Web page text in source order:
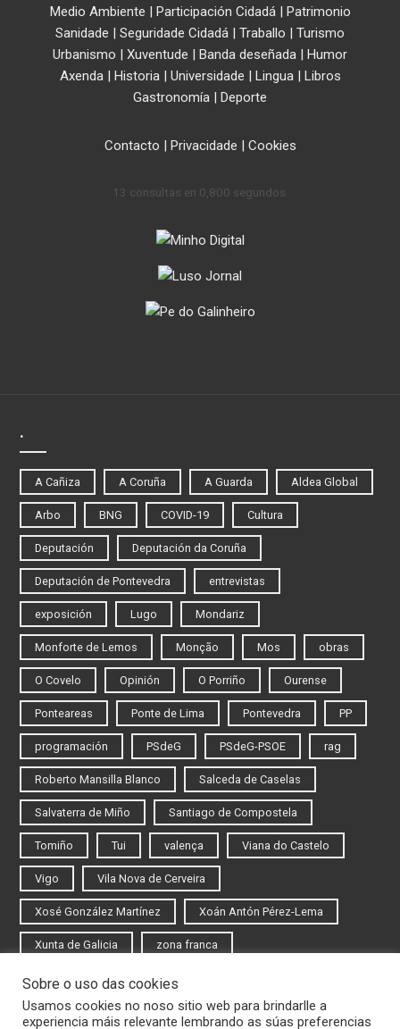
Medio Ambiente | Participación Cidadá| Patrimonio
Sanidade | Seguridade Cidadá | Traballo | Turismo
Urbanismo | Xuventude | Banda deseñada | Humor
Axenda| Historia| Universidade | Lingua| Libros
Gastronomía | Deporte
Contacto | Privacidade | Cookies
13 consultas en 0,800 segundos.
.
A Cañiza A Coruña A Guarda Aldea Global
Arbo BNG COVID-19 Cultura
Deputación Deputación da Coruña
Deputación de Pontevedra entrevistas
exposición Lugo Mondariz
Monforte de Lemos Monção Mos obras
O Covelo Opinión O Porriño Ourense
Ponteareas Ponte de Lima Pontevedra PP
programación PSdeG PSdeG-PSOE rag
Roberto Mansilla Blanco Salceda de Caselas
Salvaterra de Miño Santiago de Compostela
Tomiño Tui valença Viana do Castelo
Vigo Vila Nova de Cerveira
Xosé González Martínez Xoán Antón Pérez-Lema
Xunta de Galicia zona franca
Iniciar sesión
Rexistrarse
Sobre o uso das cookies
Usamos cookies no noso sitio web para brindarlle a
experiencia máis relevante lembrando as súas preferencias